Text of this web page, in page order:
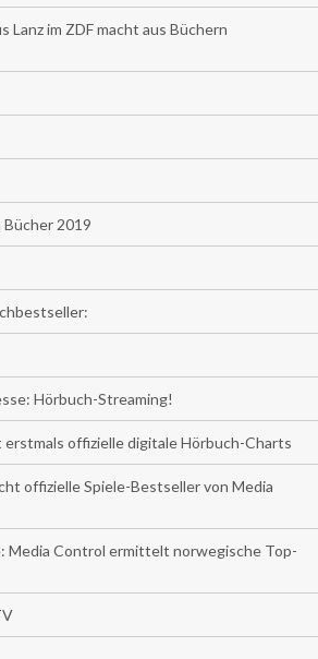
Lanz im ZDF macht aus Büchern
2019
Hörbuch-Streaming!
offizielle digitale Hörbuch-Charts
offizielle Spiele-Bestseller von Media
Media Control ermittelt norwegische Top-